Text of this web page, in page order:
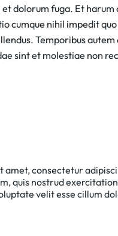
dolorum fuga. Et
cumque nihil impedit
Temporibus
sint et molestiae non
amet, consectetur
quis nostrud
velit esse cillum